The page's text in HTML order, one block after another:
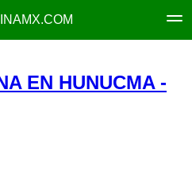
EN HUNUCMA -